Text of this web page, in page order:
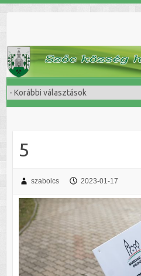
5
szabolcs 2023-01-17